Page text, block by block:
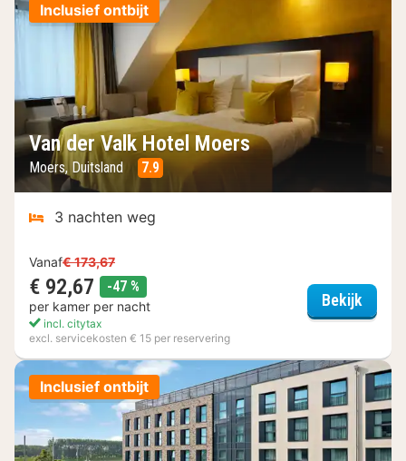
Inclusief ontbijt
Van der Valk Hotel Moers
Moers, Duitsland 7.9
3 nachten weg
Vanaf€ 173,67
€ 92,67 -47 %
per kamer per nacht
incl. citytax
excl. servicekosten € 15 per reservering
Bekijk
Inclusief ontbijt